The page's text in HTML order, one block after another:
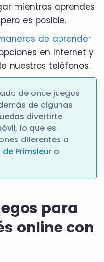
mientras aprendes
es posible.
de aprender
en Internet y
nuestros teléfonos.
de once juegos
de algunas
divertirte
lo que es
diferentes a
Primsleur o
para
online con